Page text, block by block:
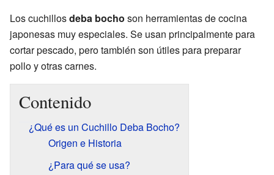
Los cuchillosdeba bocho son herramientas de cocina
japonesas muy especiales. Se usan principalmente para
cortar pescado, pero también son útiles para preparar
pollo y otras carnes.
Contenido
¿Qué es un Cuchillo Deba Bocho?
Origen e Historia
¿Para qué se usa?